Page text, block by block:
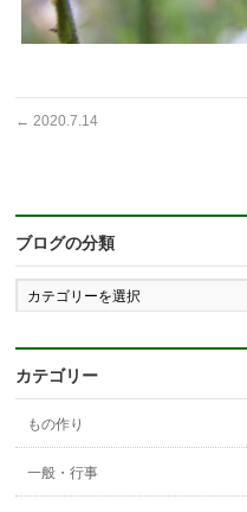
← 2020.7.14
ブログの分類
ブ
ロ
類
カテゴリー
もの作り
一般・行事